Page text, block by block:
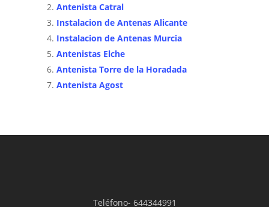
Antenista Catral
Instalacion de Antenas Alicante
Instalacion de Antenas Murcia
Antenistas Elche
Antenista Torre de la Horadada
Antenista Agost
Teléfono- 644344991